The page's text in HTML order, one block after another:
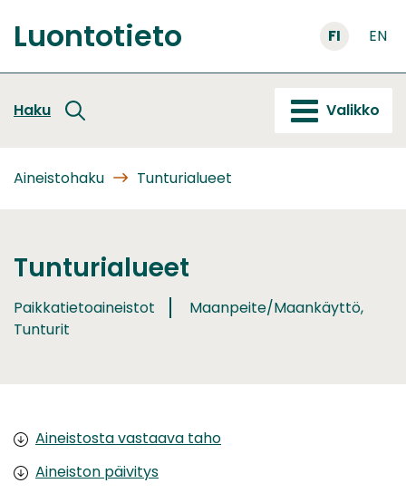
sisältöön
Etusivu
Luontotieto FI EN
Haku Valikko
Aineistohaku Tunturialueet
Tunturialueet
Paikkatietoaineistot
Maanpeite/Maankäyttö,
Tunturit
Aineistosta vastaava taho
Aineiston päivitys